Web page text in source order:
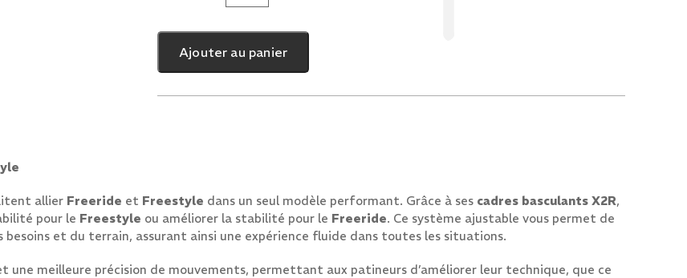
FR3
80mm
Black
Ajouter au panier
allier Freeride et Freestyle dans un seul modèle performant. Grâce à ses cadres basculants X2R,
pour le Freestyle ou améliorer la stabilité pour le Freeride. Ce système ajustable vous permet de
et du terrain, assurant ainsi une expérience fluide dans toutes les situations.
meilleure précision de mouvements, permettant aux patineurs d’améliorer leur technique, que ce